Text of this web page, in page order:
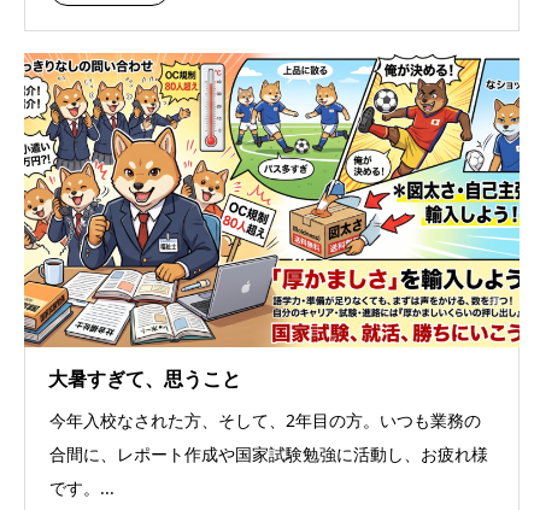
大暑すぎて、思うこと
今年入校なされた方、そして、2年目の方。いつも業務の
合間に、レポート作成や国家試験勉強に活動し、お疲れ様
です。...